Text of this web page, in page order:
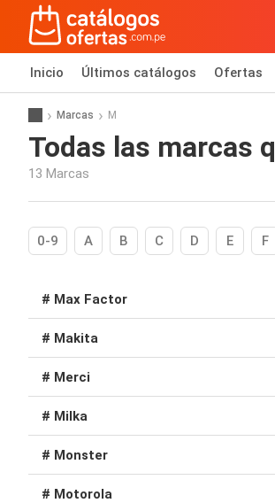
Inicio Últimos catálogos Ofertas
Marcas M
Todas las marcas
13 Marcas
0-9 A B C D E F
# Max Factor
# Makita
# Merci
# Milka
# Monster
# Motorola